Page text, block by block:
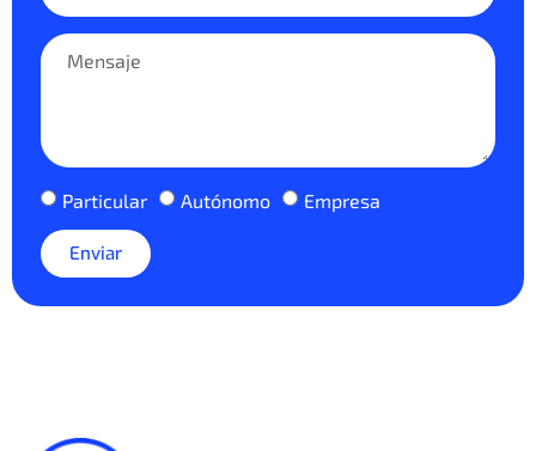
Particular Autónomo Empresa
Enviar